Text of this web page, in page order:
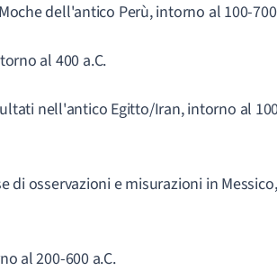
dell'antico Perù, intorno al 100-
al 400 a.C.
nell'antico Egitto/Iran, intorno al
di osservazioni e misurazioni in Messico,
al 200-600 a.C.